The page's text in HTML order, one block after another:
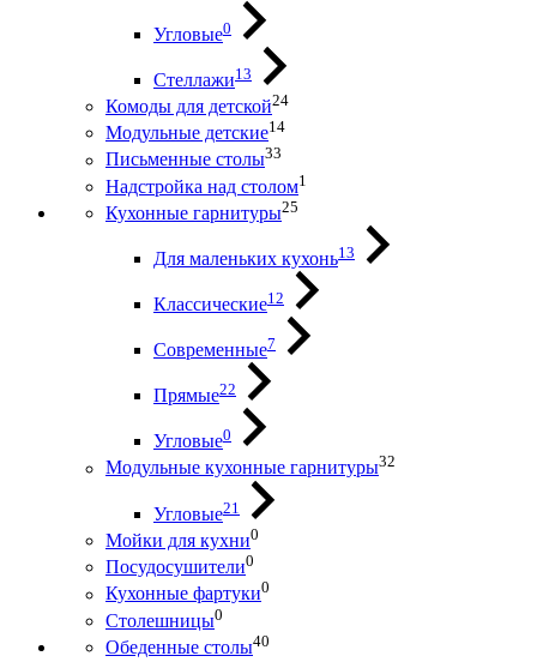
Угловые0
Стеллажи13
Комоды для детской24
Модульные детские14
Письменные столы33
Надстройка над столом1
Кухонные гарнитуры25
Для маленьких кухонь13
Классические12
Современные7
Прямые22
Угловые0
Модульные кухонные гарнитуры32
Угловые21
Мойки для кухни0
Посудосушители0
Кухонные фартуки0
Столешницы0
Обеденные столы40